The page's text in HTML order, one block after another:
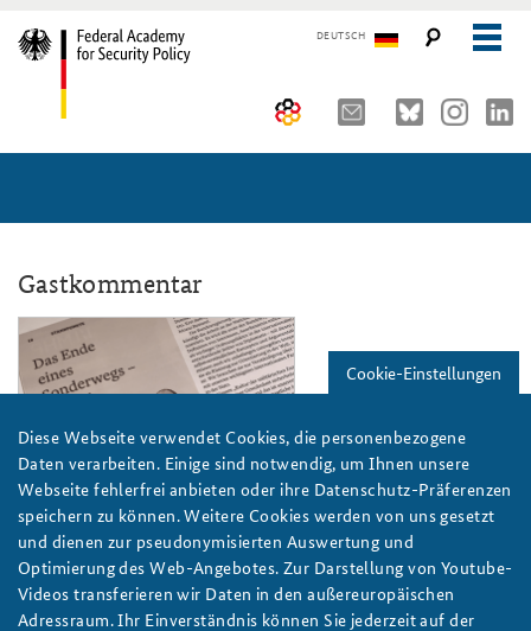
DEUTSCH
Advisory Board
Organisation
The Association of Friends
Partners
Young Leaders in Security Policy
Directions
Seminars, Conferences and Events
Security Policy Course for Senior Officials
Core Course on Security Policy
German Forum on Security Policy
Public Events
Further Events
Working Papers
Gastkommentar
wiwo_skider_neu_808x486.png
BAKS / Beu
Gastbeitrag von BAKS-Präsident Brose: Ende eines
Sonderwegs
In einem Gastkommentar der Wirtschaftswoche vom 18. März
schreibt BAKS-Präsident Ekkehard Brose über die Zeitenwende
Cookie-Einstellungen
Diese Webseite verwendet Cookies, die personenbezogene
Daten verarbeiten. Einige sind notwendig, um Ihnen unsere
Webseite fehlerfrei anbieten oder ihre Datenschutz-Präferenzen
speichern zu können. Weitere Cookies werden von uns gesetzt
und dienen zur pseudonymisierten Auswertung und
Optimierung des Web-Angebotes. Zur Darstellung von Youtube-
Videos transferieren wir Daten in den außereuropäischen
Adressraum. Ihr Einverständnis können Sie jederzeit auf der